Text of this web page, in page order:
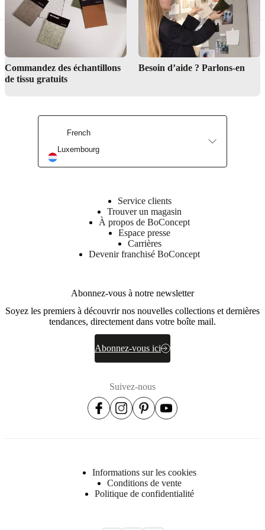
Yes. Even small balconies or patios can benefit from this concept.
Choose compact furniture, use vertical greenery and keep the colour
palette cohesive with your interior. Our stylists can help you create
the indoor-outdoor living that matches your space.
Demandez de l’aide à nos décorateurs d’intérieur
Commandez des échantillons
de tissu gratuits
Besoin d’aide ? Parlons-en
French
Luxembourg
Service clients
Trouver un magasin
À propos de BoConcept
Espace presse
Carrières
Devenir franchisé BoConcept
Abonnez-vous à notre newsletter
Soyez les premiers à découvrir nos nouvelles collections et dernières
tendances, directement dans votre boîte mail.
Abonnez-vous ici
Suivez-nous
Informations sur les cookies
Conditions de vente
Politique de confidentialité